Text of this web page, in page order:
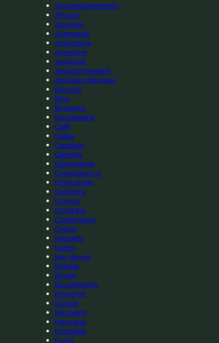
Accompagnements
Africain
Agrumes
Allemande
Américaine
Argentine
Asiatique
Assaisonnement
Astuces pratiques
Biscuits
Blog
Boissons
Boulangerie
Café
Cakes
Caraïbes
Céréales
Champagne
Champignons
Charcuterie
Chilienne
Chinois
Cocktails
Condiments
Créole
Desserts
Divers
Eau-de-vie
Entrées
Épices
Équipements
Espagnol
Europe
Féculents
Française
Fromages
Fruits